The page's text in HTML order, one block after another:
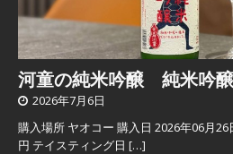
河童の純米吟醸 純米吟醸
2026年7月6日
購入場所 ヤオコー 購入日 2026年06月
円 テイスティング日 […]